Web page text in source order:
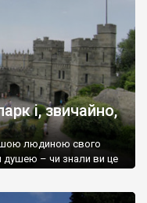
і, звичайно,
людиною свого
душею – чи знали ви це